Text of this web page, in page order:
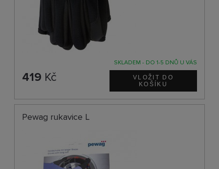
SKLADEM - DO 1-5 DNŮ U VÁS
419 Kč
Pewag rukavice L